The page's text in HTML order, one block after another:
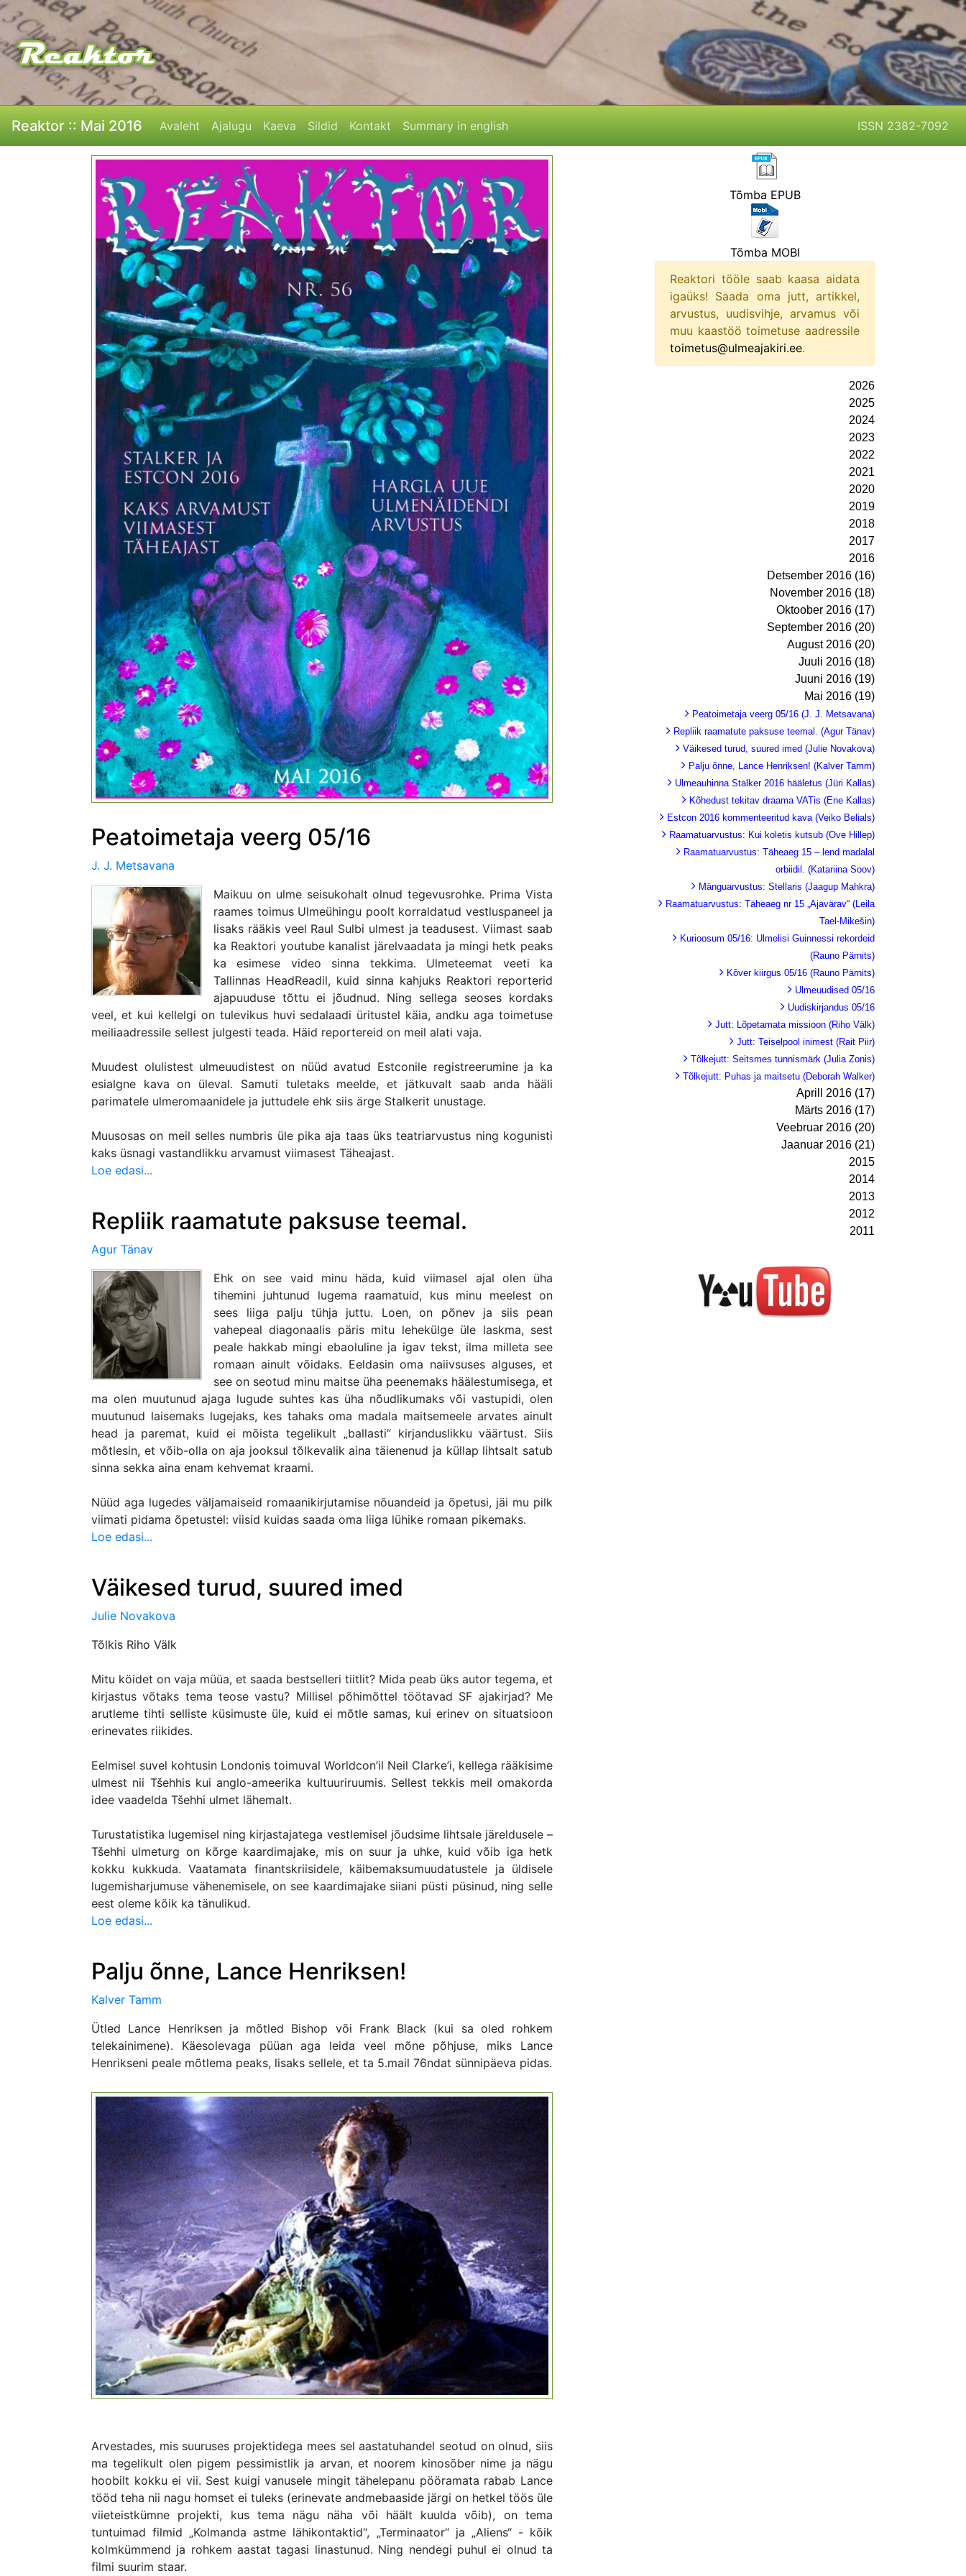
Reaktor :: Mai 2016 Avaleht Ajalugu Kaeva Sildid Kontakt Summary in english ISSN 2382-7092
Peatoimetaja veerg 05/16
J. J. Metsavana
Maikuu on ulme seisukohalt olnud tegevusrohke. Prima Vista
raames toimus Ulmeühingu poolt korraldatud vestluspaneel ja
lisaks rääkis veel Raul Sulbi ulmest ja teadusest. Viimast saab
ka Reaktori youtube kanalist järelvaadata ja mingi hetk peaks
ka esimese video sinna tekkima. Ulmeteemat veeti ka
Tallinnas HeadReadil, kuid sinna kahjuks Reaktori reporterid
ajapuuduse tõttu ei jõudnud. Ning sellega seoses kordaks
veel, et kui kellelgi on tulevikus huvi sedalaadi üritustel käia, andku aga toimetuse
meiliaadressile sellest julgesti teada. Häid reportereid on meil alati vaja.
Muudest olulistest ulmeuudistest on nüüd avatud Estconile registreerumine ja ka
esialgne kava on üleval. Samuti tuletaks meelde, et jätkuvalt saab anda hääli
parimatele ulmeromaanidele ja juttudele ehk siis ärge Stalkerit unustage.
Muusosas on meil selles numbris üle pika aja taas üks teatriarvustus ning kogunisti
kaks üsnagi vastandlikku arvamust viimasest Täheajast.
Loe edasi...
Repliik raamatute paksuse teemal.
Agur Tänav
Ehk on see vaid minu häda, kuid viimasel ajal olen üha
tihemini juhtunud lugema raamatuid, kus minu meelest on
sees liiga palju tühja juttu. Loen, on põnev ja siis pean
vahepeal diagonaalis päris mitu lehekülge üle laskma, sest
peale hakkab mingi ebaoluline ja igav tekst, ilma milleta see
romaan ainult võidaks. Eeldasin oma naiivsuses alguses, et
see on seotud minu maitse üha peenemaks häälestumisega, et
ma olen muutunud ajaga lugude suhtes kas üha nõudlikumaks või vastupidi, olen
muutunud laisemaks lugejaks, kes tahaks oma madala maitsemeele arvates ainult
head ja paremat, kuid ei mõista tegelikult „ballasti“ kirjanduslikku väärtust. Siis
mõtlesin, et võib-olla on aja jooksul tõlkevalik aina täienenud ja küllap lihtsalt satub
sinna sekka aina enam kehvemat kraami.
Nüüd aga lugedes väljamaiseid romaanikirjutamise nõuandeid ja õpetusi, jäi mu pilk
viimati pidama õpetustel: viisid kuidas saada oma liiga lühike romaan pikemaks.
Loe edasi...
Väikesed turud, suured imed
Julie Novakova
Tõlkis Riho Välk
Mitu köidet on vaja müüa, et saada bestselleri tiitlit? Mida peab üks autor tegema, et
kirjastus võtaks tema teose vastu? Millisel põhimõttel töötavad SF ajakirjad? Me
arutleme tihti selliste küsimuste üle, kuid ei mõtle samas, kui erinev on situatsioon
erinevates riikides.
Eelmisel suvel kohtusin Londonis toimuval Worldcon’il Neil Clarke’i, kellega rääkisime
ulmest nii Tšehhis kui anglo-ameerika kultuuriruumis. Sellest tekkis meil omakorda
idee vaadelda Tšehhi ulmet lähemalt.
Turustatistika lugemisel ning kirjastajatega vestlemisel jõudsime lihtsale järeldusele –
Tšehhi ulmeturg on kõrge kaardimajake, mis on suur ja uhke, kuid võib iga hetk
kokku kukkuda. Vaatamata finantskriisidele, käibemaksumuudatustele ja üldisele
lugemisharjumuse vähenemisele, on see kaardimajake siiani püsti püsinud, ning selle
eest oleme kõik ka tänulikud.
Loe edasi...
Palju õnne, Lance Henriksen!
Kalver Tamm
Ütled Lance Henriksen ja mõtled Bishop või Frank Black (kui sa oled rohkem
telekainimene). Käesolevaga püüan aga leida veel mõne põhjuse, miks Lance
Henrikseni peale mõtlema peaks, lisaks sellele, et ta 5.mail 76ndat sünnipäeva pidas.
Arvestades, mis suuruses projektidega mees sel aastatuhandel seotud on olnud, siis
ma tegelikult olen pigem pessimistlik ja arvan, et noorem kinosõber nime ja nägu
hoobilt kokku ei vii. Sest kuigi vanusele mingit tähelepanu pööramata rabab Lance
tööd teha nii nagu homset ei tuleks (erinevate andmebaaside järgi on hetkel töös üle
viieteistkümne projekti, kus tema nägu näha või häält kuulda võib), on tema
tuntuimad filmid „Kolmanda astme lähikontaktid“, „Terminaator“ ja „Aliens“ - kõik
kolmkümmend ja rohkem aastat tagasi linastunud. Ning nendegi puhul ei olnud ta
filmi suurim staar.
Tõmba EPUB
Tõmba MOBI
Reaktori tööle saab kaasa aidata
igaüks! Saada oma jutt, artikkel,
arvustus, uudisvihje, arvamus või
muu kaastöö toimetuse aadressile
toimetus@ulmeajakiri.ee.
2026
2025
2024
2023
2022
2021
2020
2019
2018
2017
2016
Detsember 2016 (16)
November 2016 (18)
Oktoober 2016 (17)
September 2016 (20)
August 2016 (20)
Juuli 2016 (18)
Juuni 2016 (19)
Mai 2016 (19)
Peatoimetaja veerg 05/16 (J. J. Metsavana)
Repliik raamatute paksuse teemal. (Agur Tänav)
Väikesed turud, suured imed (Julie Novakova)
Palju õnne, Lance Henriksen! (Kalver Tamm)
Ulmeauhinna Stalker 2016 hääletus (Jüri Kallas)
Kõhedust tekitav draama VATis (Ene Kallas)
Estcon 2016 kommenteeritud kava (Veiko Belials)
Raamatuarvustus: Kui koletis kutsub (Ove Hillep)
Raamatuarvustus: Täheaeg 15 – lend madalal
orbiidil. (Katariina Soov)
Mänguarvustus: Stellaris (Jaagup Mahkra)
Raamatuarvustus: Täheaeg nr 15 „Ajavärav“ (Leila
Tael-Mikešin)
Kurioosum 05/16: Ulmelisi Guinnessi rekordeid
(Rauno Pärnits)
Kõver kiirgus 05/16 (Rauno Pärnits)
Ulmeuudised 05/16
Uudiskirjandus 05/16
Jutt: Lõpetamata missioon (Riho Välk)
Jutt: Teiselpool inimest (Rait Piir)
Tõlkejutt: Seitsmes tunnismärk (Julia Zonis)
Tõlkejutt: Puhas ja maitsetu (Deborah Walker)
Aprill 2016 (17)
Märts 2016 (17)
Veebruar 2016 (20)
Jaanuar 2016 (21)
2015
2014
2013
2012
2011